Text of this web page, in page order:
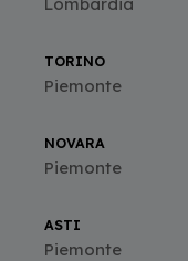
TORINO
Piemonte
NOVARA
Piemonte
ASTI
Piemonte